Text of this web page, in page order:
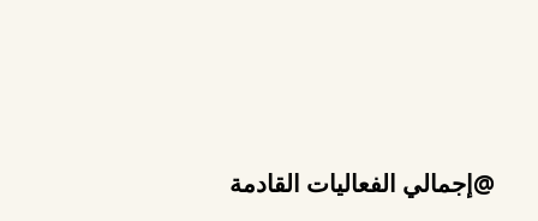
@إجمالي الفعاليات القادمة